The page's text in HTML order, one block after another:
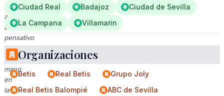
camisa
a
cuadros,
pensativo
con
la
mano
en
la
Ciudad Real
Badajoz
Ciudad de Sevilla
La Campana
Villamarin
Organizaciones
Betis Real Betis
Grupo Joly
Real Betis Balompié
ABC de Sevilla